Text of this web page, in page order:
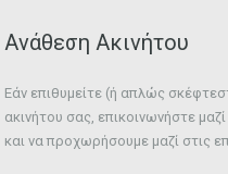
Ανάθεση Ακινήτου
Εάν επιθυμείτε (ή απλώς
ακινήτου σας, επικοινωνήστε
και να προχωρήσουμε μαζί στις